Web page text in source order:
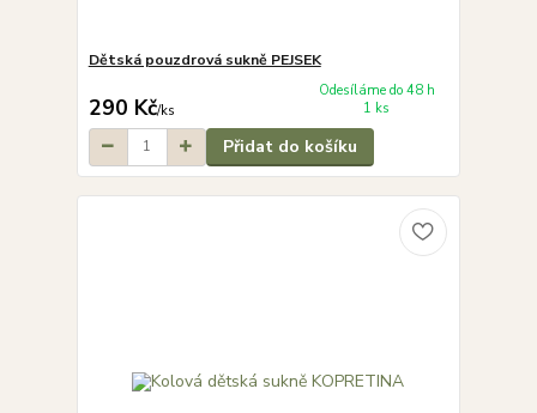
Dětská pouzdrová sukně PEJSEK
290 Kč/ks
Odesíláme do 48 h
1 ks
Přidat do košíku